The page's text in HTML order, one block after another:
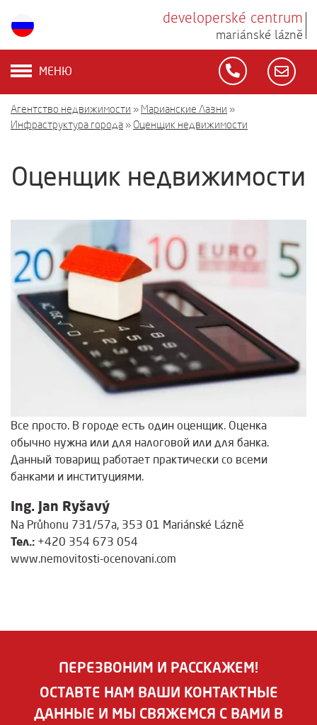
developerské centrum
mariánské lázně
МЕНЮ
Агентство недвижимости » Марианские Лазни »
Инфраструктура города » Оценщик недвижимости
Оценщик недвижимости
Все просто. В городе есть один оценщик. Оценка
обычно нужна или для налоговой или для банка.
Данный товарищ работает практически со всеми
банками и институциями.
Ing. Jan Ryšavý
Na Průhonu 731/57a, 353 01 Mariánské Lázně
Тел.: +420 354 673 054
www.nemovitosti-ocenovani.com
ПЕРЕЗВОНИМ И РАССКАЖЕМ!
ОСТАВТЕ НАМ ВАШИ КОНТАКТНЫЕ
ДАННЫЕ И МЫ СВЯЖЕМСЯ С ВАМИ В